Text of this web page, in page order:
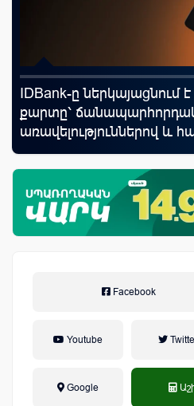
IDBank-ը ներկայացնում
քարտը՝
առավելություններով և
Facebook
Youtube
Google